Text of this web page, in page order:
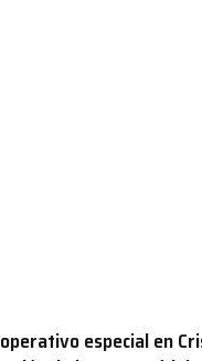
especial en